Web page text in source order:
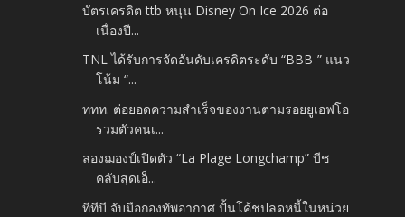
บัตรเครดิต ttb หนุน Disney On Ice 2026 ต่อ
เนื่องปี...
TNL ได้รับการจัดอันดับเครดิตระดับ “BBB-” แนว
โน้ม “...
ททท. ต่อยอดความสำเร็จของงานตามรอยยูเอฟโอ
รวมตัวคนเ...
ลองฌองป์เปิดตัว “La Plage Longchamp” บีช
คลับสุดเอ็...
ทีทีบี จับมือกองทัพอากาศ ปั้นโค้ชปลดหนี้ในหน่วย